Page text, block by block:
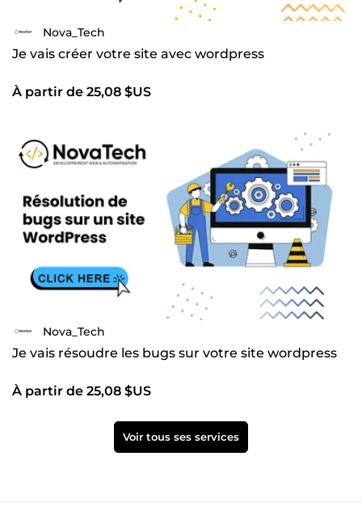
Nova_Tech
Je vais créer votre site avec wordpress
À partir de 25,08 $US
Nova_Tech
Je vais résoudre les bugs sur votre site wordpress
À partir de 25,08 $US
Voir tous ses services